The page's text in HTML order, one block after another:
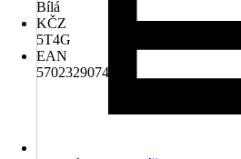
Bílá
KČZ
5T4G
EAN
5702329074377